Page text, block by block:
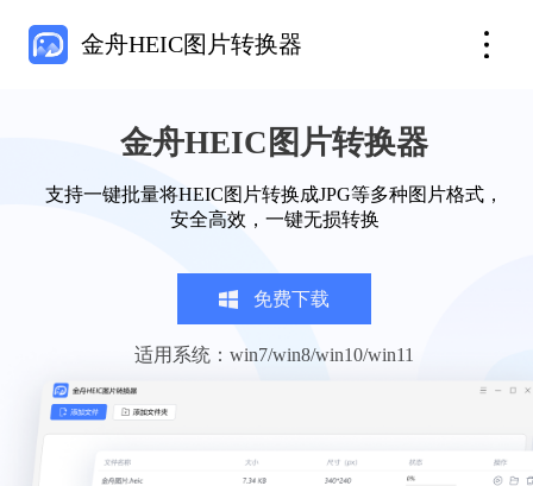
金舟HEIC图片转换器
金舟HEIC图片转换器
支持一键批量将HEIC图片转换成JPG等多种图片格式，
安全高效，一键无损转换
免费下载
适用系统：win7/win8/win10/win11